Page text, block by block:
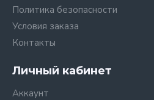
Политика безопасности
Условия заказа
Контакты
Личный кабинет
Аккаунт